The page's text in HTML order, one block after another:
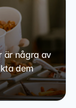
är några av
dem